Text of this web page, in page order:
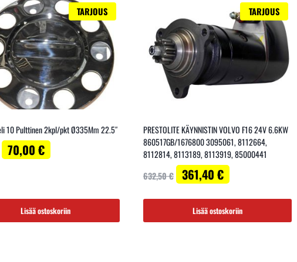
TARJOUS
10 Pulttinen 2kpl/pkt Ø335Mm 22.5″
Alkuperäinen
hinta
70,00 € Nykyinen
hinta
Lisää ostoskoriin
TARJOUS
PRESTOLITE KÄYNNISTIN VOLVO F16 24V 6.6KW
860517GB/1676800 3095061, 8112664,
8112814, 8113189, 8113919, 85000441
632,50€Alkuperäinen
hinta
oli:
632,50 €.
361,40 € Nykyinen
hinta
on:
361,40 €.
Lisää ostoskoriin